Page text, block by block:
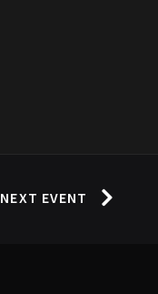
NEXT EVENT